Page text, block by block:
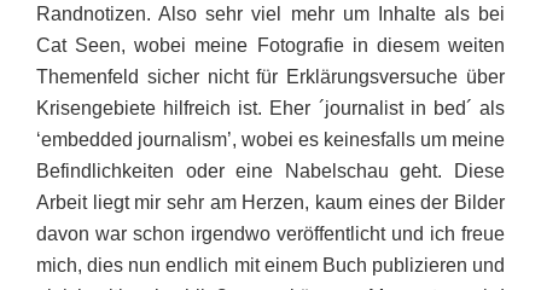
Randnotizen. Also sehr viel mehr um Inhalte als bei
Cat Seen, wobei meine Fotografie in diesem weiten
Themenfeld sicher nicht für Erklärungsversuche über
Krisen­gebiete hilfreich ist. Eher ´journalist in bed´ als
‘embedded journalism’, wobei es keinesfalls um meine
Befindlichkeiten oder eine Nabel­schau geht. Diese
Arbeit liegt mir sehr am Herzen, kaum eines der Bilder
davon war schon irgendwo veröffentlicht und ich freue
mich, dies nun endlich mit einem Buch publizieren und